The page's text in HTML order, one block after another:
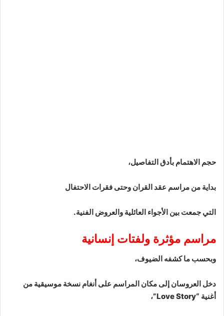
حجم الاهتمام بأدق التفاصيل،
بداية من مراسم عقد القران وحتى فقرات الاحتفال
التي جمعت بين الأجواء العائلية والعروض الفنية.
مراسم مؤثرة ولفتات إنسانية
وبحسب ما كشفه الضيوف،
دخل العروسان إلى مكان المراسم على أنغام نسخة موسيقية من
أغنية “Love Story”،